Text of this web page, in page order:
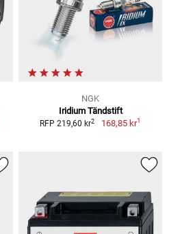
NGK
Iridium Tändstift
RFP 219,60 kr2 168,85 kr1